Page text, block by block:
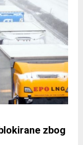
zbog